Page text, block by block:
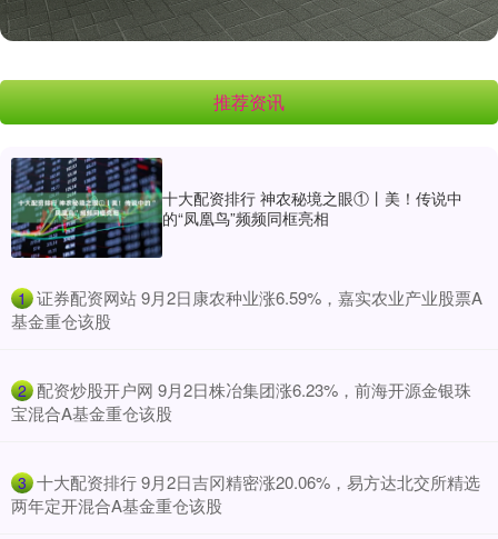
推荐资讯
十大配资排行 神农秘境之眼①丨美！传说中
的“凤凰鸟”频频同框亮相
1 ​证券配资网站 9月2日康农种业涨6.59%，嘉实农业产业股票A
基金重仓该股
2 ​配资炒股开户网 9月2日株冶集团涨6.23%，前海开源金银珠
宝混合A基金重仓该股
3 ​十大配资排行 9月2日吉冈精密涨20.06%，易方达北交所精选
两年定开混合A基金重仓该股